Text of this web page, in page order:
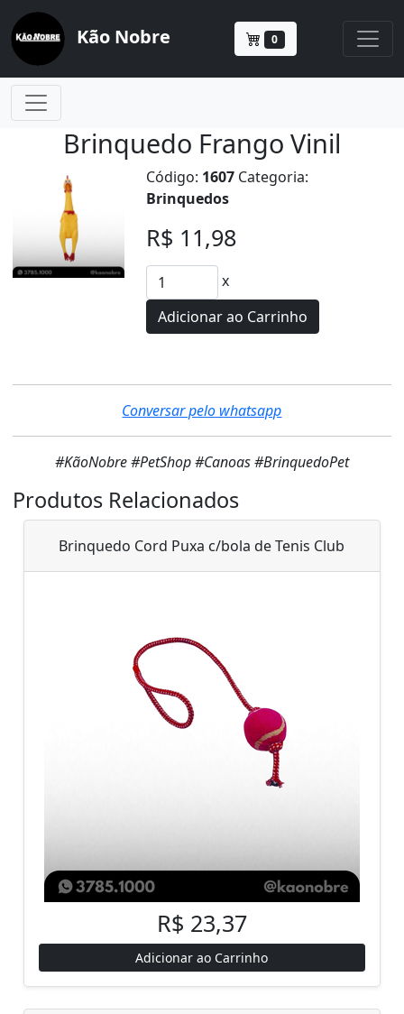
Kão Nobre 0
Brinquedo Frango Vinil
Código: 1607 Categoria:
Brinquedos
R$ 11,98
x
Adicionar ao Carrinho
Conversar pelo whatsapp
#KãoNobre #PetShop #Canoas #BrinquedoPet
Produtos Relacionados
Brinquedo Cord Puxa c/bola de Tenis Club
R$ 23,37
Adicionar ao Carrinho